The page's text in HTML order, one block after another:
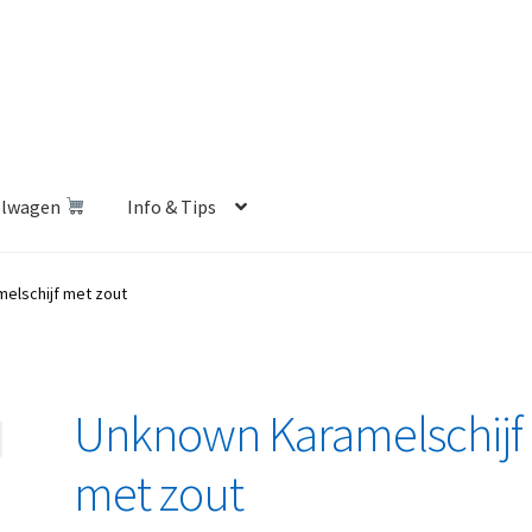
Info & Tips
Shop Betalen en Verzenden
met zout
Unknown Karamelschijf
met zout